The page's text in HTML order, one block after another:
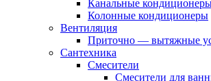
Канальные
Колонные кондиционеры
Вентиляция
Приточно — вытяжные
Сантехника
Смесители
Смесители для